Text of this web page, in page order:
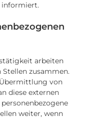
informiert.
arbeiten
zusammen.
von
diese externen
weiter, wenn